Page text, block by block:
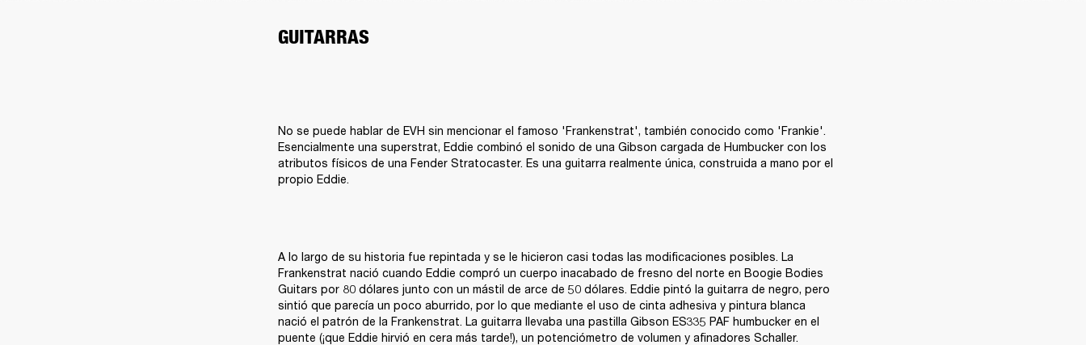
GUITARRAS
No se puede hablar de EVH sin mencionar el famoso 'Frankenstrat', también conocido como 'Frankie'.
Esencialmente una superstrat, Eddie combinó el sonido de una Gibson cargada de Humbucker con los
atributos físicos de una Fender Stratocaster. Es una guitarra realmente única, construida a mano por el
propio Eddie.
A lo largo de su historia fue repintada y se le hicieron casi todas las modificaciones posibles. La
Frankenstrat nació cuando Eddie compró un cuerpo inacabado de fresno del norte en Boogie Bodies
Guitars por 80 dólares junto con un mástil de arce de 50 dólares. Eddie pintó la guitarra de negro, pero
sintió que parecía un poco aburrido, por lo que mediante el uso de cinta adhesiva y pintura blanca
nació el patrón de la Frankenstrat. La guitarra llevaba una pastilla Gibson ES335 PAF humbucker en el
puente (¡que Eddie hirvió en cera más tarde!), un potenciómetro de volumen y afinadores Schaller.